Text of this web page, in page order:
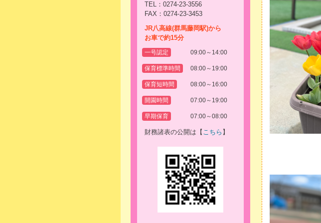
TEL：0274-23-3556
FAX：0274-23-3453
JR八高線(群馬藤岡駅)から
お車で約15分
一号認定 09:00～14:00
保育標準時間 08:00～19:00
保育短時間 08:00～16:00
開園時間 07:00～19:00
早期保育 07:00～08:00
財務諸表の公開は【 こちら 】